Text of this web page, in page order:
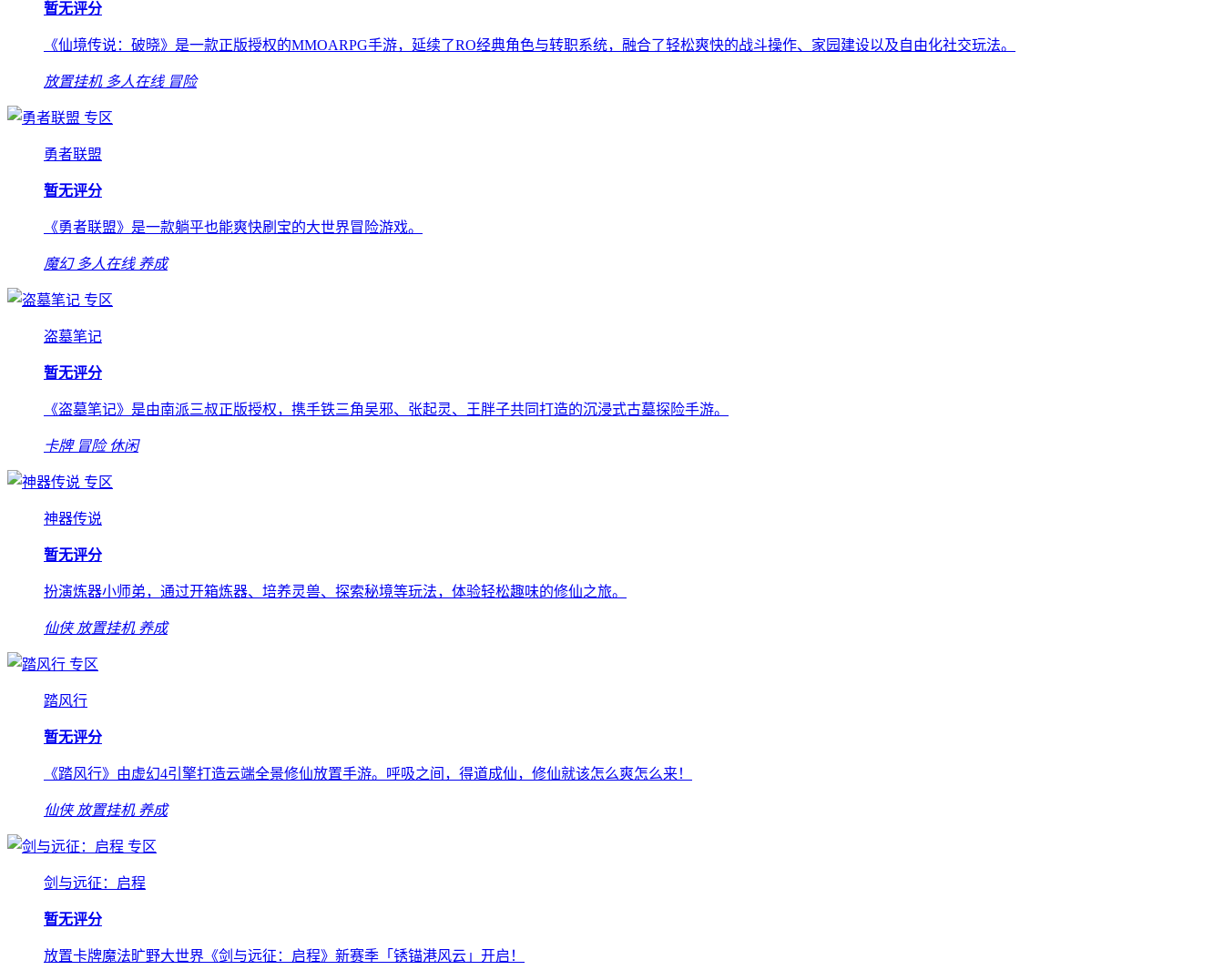
暂无评分
《仙境传说：破晓》是一款正版授权的MMOARPG手游，延续了RO经典角色与转职系统，融合了轻松爽快的战斗操作、家园建设以及自由化社交玩法。
放置挂机 多人在线 冒险
专区
勇者联盟
暂无评分
《勇者联盟》是一款躺平也能爽快刷宝的大世界冒险游戏。
魔幻 多人在线 养成
专区
盗墓笔记
暂无评分
《盗墓笔记》是由南派三叔正版授权，携手铁三角吴邪、张起灵、王胖子共同打造的沉浸式古墓探险手游。
卡牌 冒险 休闲
专区
神器传说
暂无评分
扮演炼器小师弟，通过开箱炼器、培养灵兽、探索秘境等玩法，体验轻松趣味的修仙之旅。
仙侠 放置挂机 养成
专区
踏风行
暂无评分
《踏风行》由虚幻4引擎打造云端全景修仙放置手游。呼吸之间，得道成仙，修仙就该怎么爽怎么来！
仙侠 放置挂机 养成
专区
剑与远征：启程
暂无评分
放置卡牌魔法旷野大世界《剑与远征：启程》新赛季「锈锚港风云」开启！